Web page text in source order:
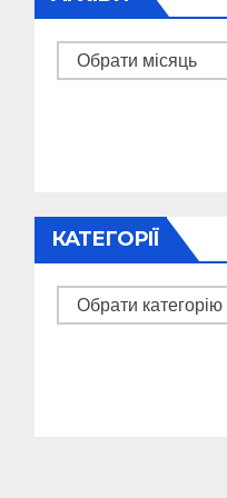
Архіви
КАТЕГОРІЇ
Категорії